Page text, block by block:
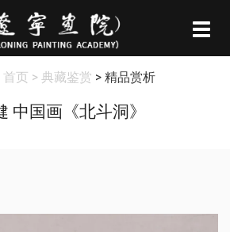
首页 > 典藏鉴赏 > 精品赏析
中国画《北斗洞》